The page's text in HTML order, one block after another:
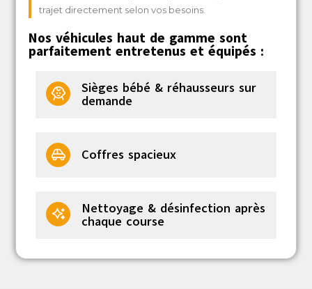
trajet directement selon vos besoins.
Nos véhicules haut de gamme sont
parfaitement entretenus et équipés :
Sièges bébé & réhausseurs sur
demande
Coffres spacieux
Nettoyage & désinfection après
chaque course